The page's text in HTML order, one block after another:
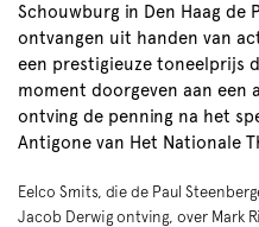
Schouwburg in Den Haag de
ontvangen uit handen van
een prestigieuze toneelprijs
moment doorgeven aan een
ontving de penning na het
Antigone van Het Nationale
Eelco Smits, die de Paul
Jacob Derwig ontving, over Mark